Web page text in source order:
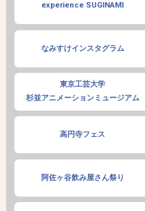
experience SUGINAMI
なみすけインスタグラム
東京工芸大学
杉並アニメーションミュージアム
高円寺フェス
阿佐ヶ谷飲み屋さん祭り